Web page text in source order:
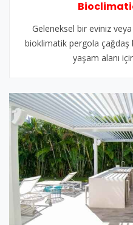
Geleneksel bir eviniz
bioklimatik pergola çağdaş
yaşam alanı